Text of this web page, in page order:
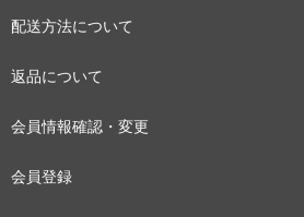
配送方法について
返品について
会員情報確認・変更
会員登録